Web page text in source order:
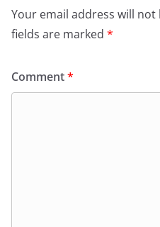
Your email address will not
fields are marked *
Comment*